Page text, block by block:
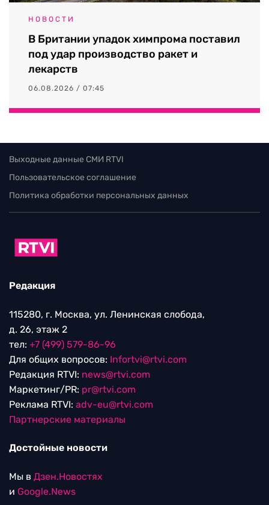
НОВОСТИ
В Британии упадок химпрома поставил
под удар производство ракет и
лекарств
06.08.2026 / 07:45
Выходные данные СМИ RTVI
Пользовательское соглашение
Политика обработки персональных данных
Редакция
115280, г. Москва, ул. Ленинская слобода,
д. 26, этаж 2
тел: +7 (499) 579-86-96
Для общих вопросов: Infortvi@rtvi.com
Редакция RTVI: news@rtvi.com
Маркетинг/PR: pr@rtvi.com
Реклама RTVI: adv-eu@rtvi.com
Партнерские материалы
Достойные новости
Мы в Дзен.Новостях
и Google.News